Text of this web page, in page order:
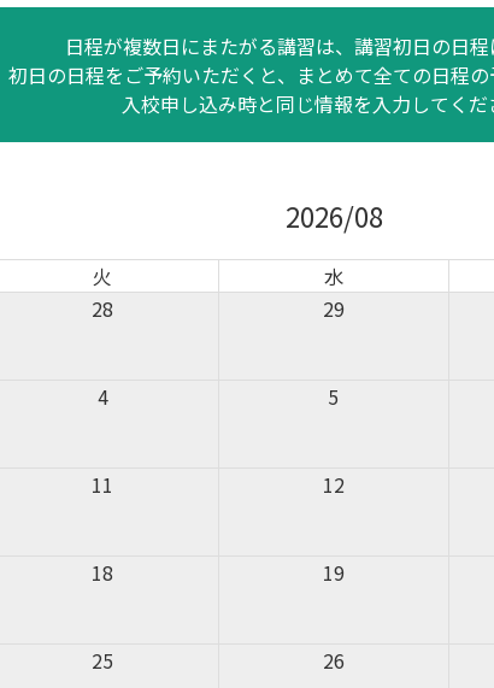
日程が複数日にまたがる講習は、講習初日の日程
初日の日程をご予約いただくと、まとめて全ての日程の
入校申し込み時と同じ情報を入力してくだ
2026/08
火 水
28 29
4 5
11 12
18 19
25 26